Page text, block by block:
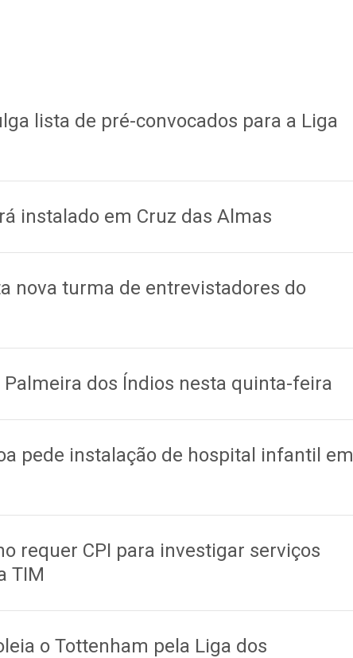
lista de pré-convocados para a Liga
instalado em Cruz das Almas
nova turma de entrevistadores do
dos Índios nesta quinta-feira
pede instalação de hospital infantil em
requer CPI para investigar serviços
TIM
o Tottenham pela Liga dos